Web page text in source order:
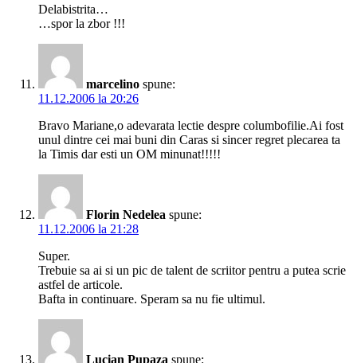
Delabistrita…
…spor la zbor !!!
marcelino spune:
11.12.2006 la 20:26
Bravo Mariane,o adevarata lectie despre columbofilie.Ai fost
unul dintre cei mai buni din Caras si sincer regret plecarea ta
la Timis dar esti un OM minunat!!!!!
Florin Nedelea spune:
11.12.2006 la 21:28
Super.
Trebuie sa ai si un pic de talent de scriitor pentru a putea scrie
astfel de articole.
Bafta in continuare. Speram sa nu fie ultimul.
Lucian Pupaza spune: